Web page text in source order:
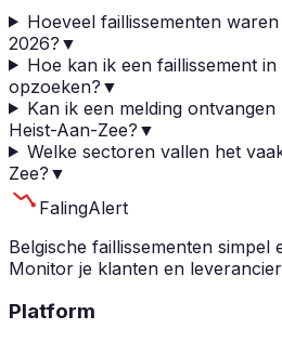
Hoeveel faillissementen
2026? ▼
Hoe kan ik een faillissement
opzoeken? ▼
Kan ik een melding
Heist-Aan-Zee? ▼
Welke sectoren vallen het
Zee? ▼
FalingAlert
Belgische faillissementen simpel
Monitor je klanten en
Platform